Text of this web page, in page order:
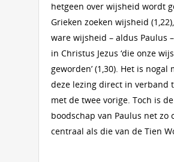
hetgeen over wijsheid wordt
Grieken zoeken wijsheid
ware wijsheid – aldus Paulus
in Christus Jezus ‘die onze
geworden’ (1,30). Het is nogal
deze lezing direct in verband
met de twee vorige. Toch is de
boodschap van Paulus net zo
centraal als die van de Tien